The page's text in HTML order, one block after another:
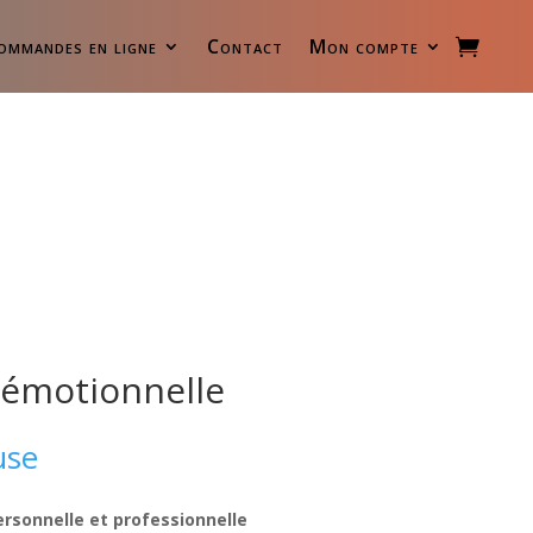
en ligne Contact Mon compte
et professionnelle